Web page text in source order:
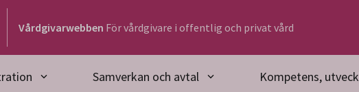
Vårdgivarwebben För vårdgivare i offentlig och privat vård
Samverkan och avtal Kompetens,